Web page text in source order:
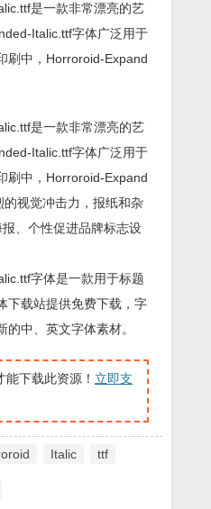
是一款非常漂亮的艺
Italic.ttf字体广泛用于
刷中，Horroroid-Expand
是一款非常漂亮的艺
Italic.ttf字体广泛用于
刷中，Horroroid-Expand
视觉冲击力，报纸和杂
、个性促进品牌标志设
字体是一款用于标题
下载站提供免费下载，字
中、英文字体素材。
能下载此资源！ 立即支
Italic ttf